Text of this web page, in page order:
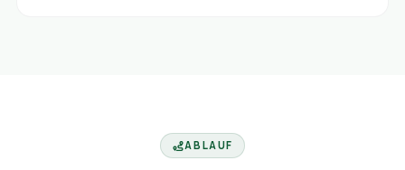
ABLAUF